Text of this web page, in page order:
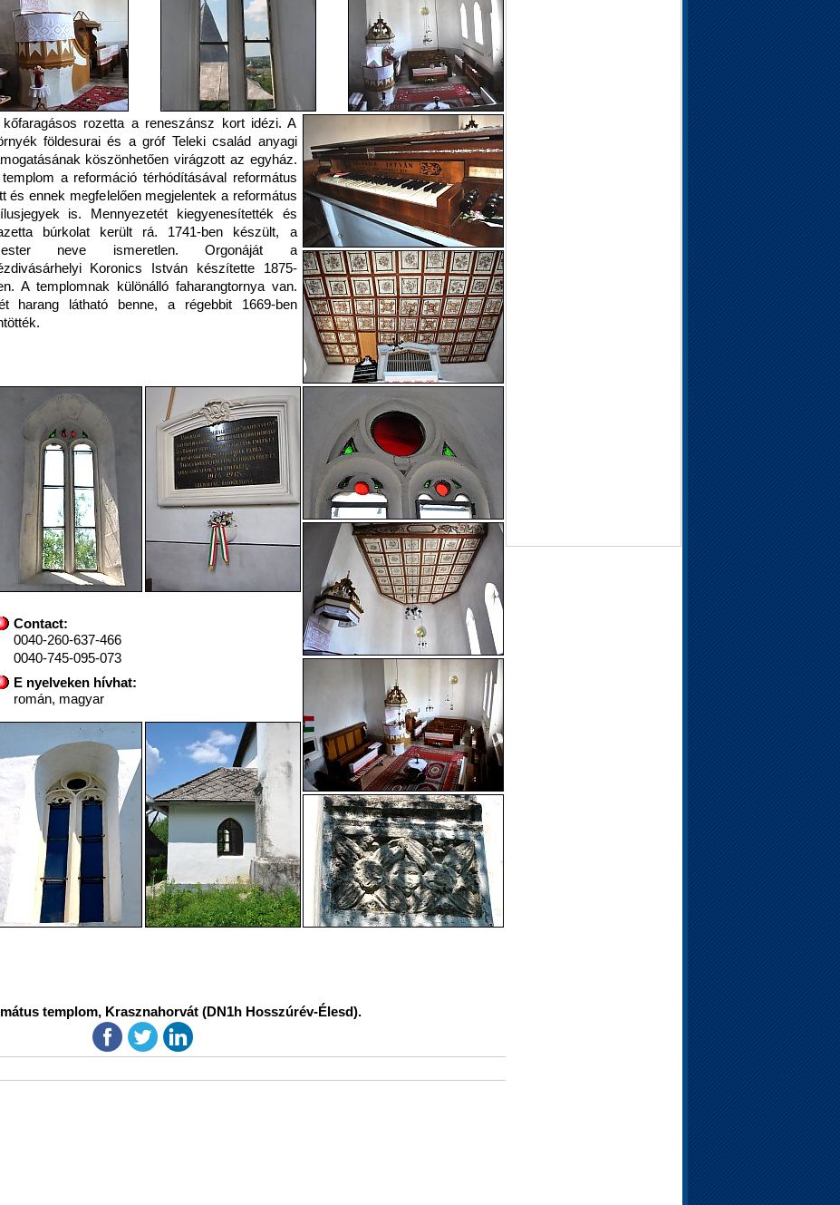
kőfaragásos rozetta a reneszánsz kort idézi. A
földesurai és a gróf Teleki család anyagi
köszönhetően virágzott az egyház.
a reformáció térhódításával református
és ennek megfelelően megjelentek a református
is. Mennyezetét kiegyenesítették és
búrkolat került rá. 1741-ben készült, a
neve ismeretlen. Orgonáját a
Koronics István készítette 1875-
A templomnak különálló faharangtornya van.
harang látható benne, a régebbit 1669-ben
Contact:
0040-260-637-466
0040-745-095-073
E nyelveken hívhat:
román, magyar
templom, Krasznahorvát (DN1h Hosszúrév-Élesd).